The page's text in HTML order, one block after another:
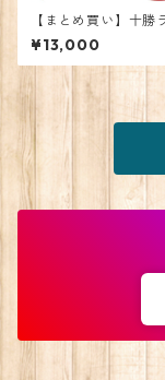
【まとめ買い】十勝
トチーズカレー20個
¥13,000